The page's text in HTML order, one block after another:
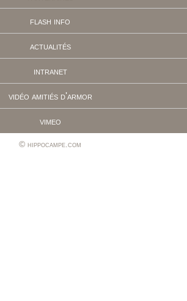
flash info
actualités
intranet
vidéo amitiés d'armor
vimeo
hippocampe.com